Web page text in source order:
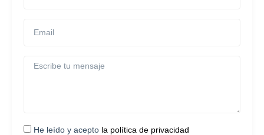
He leído y acepto la política de privacidad